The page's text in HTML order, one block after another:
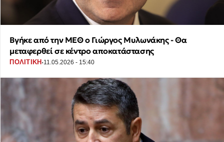
Βγήκε από την ΜΕΘ ο Γιώργος Μυλωνάκης - Θα
μεταφερθεί σε κέντρο αποκατάστασης
ΠΟΛΙΤΙΚΗ ·11.05.2026 - 15:40